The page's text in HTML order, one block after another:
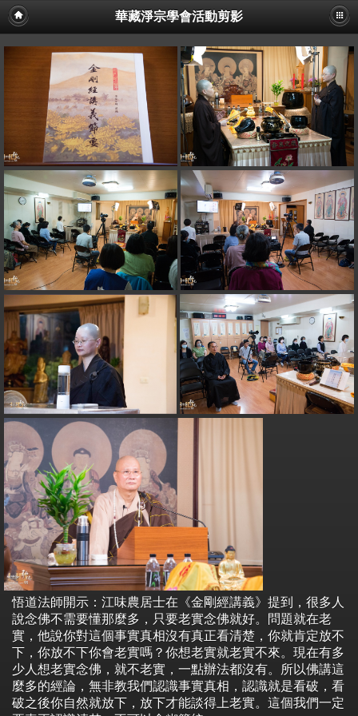
華藏淨宗學會活動剪影
悟道法師開示：江味農居士在《金剛經講義》提到，很多人
說念佛不需要懂那麼多，只要老實念佛就好。問題就在老
實，他說你對這個事實真相沒有真正看清楚，你就肯定放不
下，你放不下你會老實嗎？你想老實就老實不來。現在有多
少人想老實念佛，就不老實，一點辦法都沒有。所以佛講這
麼多的經論，無非教我們認識事實真相，認識就是看破，看
破之後你自然就放下，放下才能談得上老實。這個我們一定